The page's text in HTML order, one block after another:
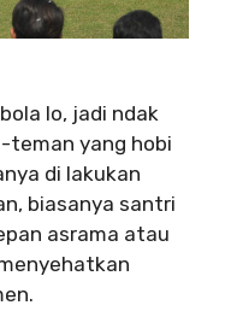
lo, jadi ndak
teman yang hobi
di lakukan
biasanya santri
asrama atau